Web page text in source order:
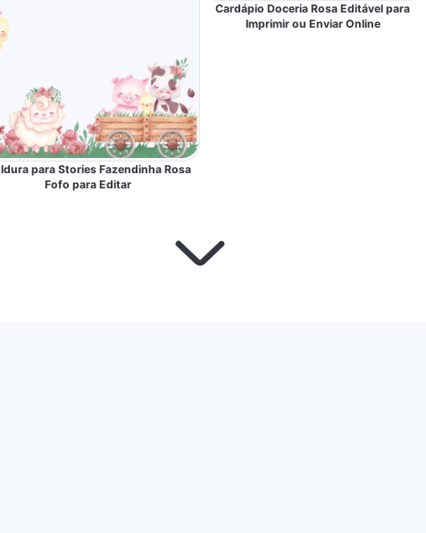
para Stories Fazendinha Rosa
Fofo para Editar
Cardápio Doceria Rosa Editável para
Imprimir ou Enviar Online